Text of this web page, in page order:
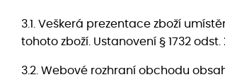
3.1. Veškerá prezentace zboží
tohoto zboží. Ustanovení § 1732
3.2. Webové rozhraní obchodu